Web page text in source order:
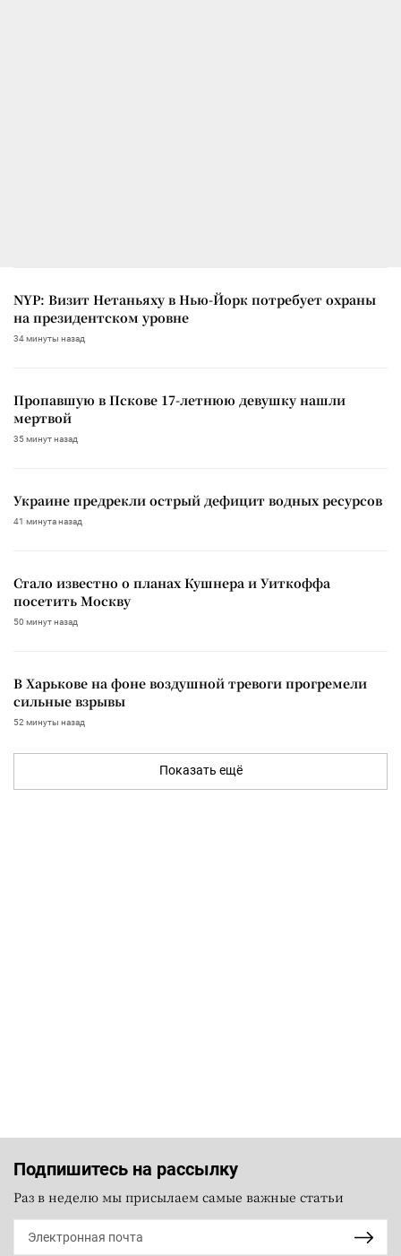
NYP: Визит Нетаньяху в Нью-Йорк потребует охраны
на президентском уровне
34 минуты назад
Пропавшую в Пскове 17-летнюю девушку нашли
мертвой
35 минут назад
Украине предрекли острый дефицит водных ресурсов
41 минута назад
Стало известно о планах Кушнера и Уиткоффа
посетить Москву
50 минут назад
В Харькове на фоне воздушной тревоги прогремели
сильные взрывы
52 минуты назад
Показать ещё
Подпишитесь на рассылку
Раз в неделю мы присылаем самые важные статьи